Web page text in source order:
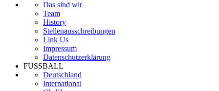
Das sind wir
Team
History
Stellenausschreibungen
Link Us
Impressum
Datenschutzerklärung
FUSSBALL
Deutschland
International